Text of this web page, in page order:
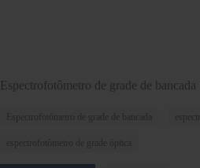
Espectrofotômetro de grade de
Espectrofotômetro de grade de bancada
espectrofotômetro de grade óptica